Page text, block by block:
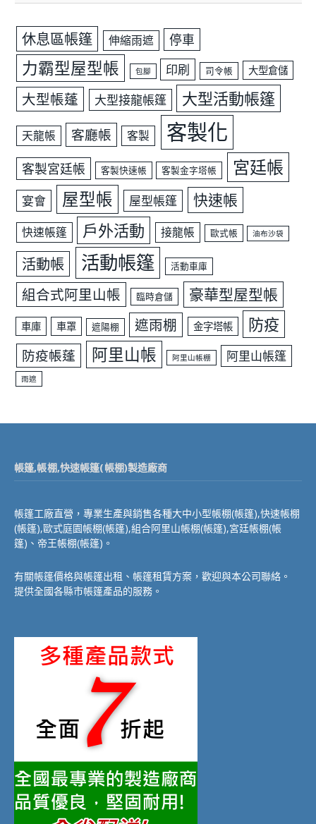
休息區帳篷 伸縮雨遮 停車
力霸型屋型帳 包腳 印刷 司令帳 大型倉儲
大型帳蓬 大型接龍帳篷 大型活動帳篷
天龍帳 客廳帳 客製 客製化
客製宮廷帳 客製快速帳 客製金字塔帳 宮廷帳
宴會 屋型帳 屋型帳篷 快速帳
快速帳篷 戶外活動 接龍帳 歐式帳 油布沙袋
活動帳 活動帳篷 活動車庫
組合式阿里山帳 臨時倉儲 豪華型屋型帳
車庫 車罩 遮陽棚 遮雨棚 金字塔帳 防疫
防疫帳蓬 阿里山帳 阿里山帳棚 阿里山帳篷
雨遮
帳篷,帳棚,快速帳篷(帳棚)製造廠商
帳篷工廠直營，專業生產與銷售各種大中小型帳棚(帳篷),快速帳棚
(帳篷),歐式庭園帳棚(帳篷),組合阿里山帳棚(帳篷),宮廷帳棚(帳
篷)、帝王帳棚(帳篷)。
有關帳篷價格與帳篷出租、帳篷租賃方案，歡迎與本公司聯絡。
提供全國各縣市帳篷產品的服務。